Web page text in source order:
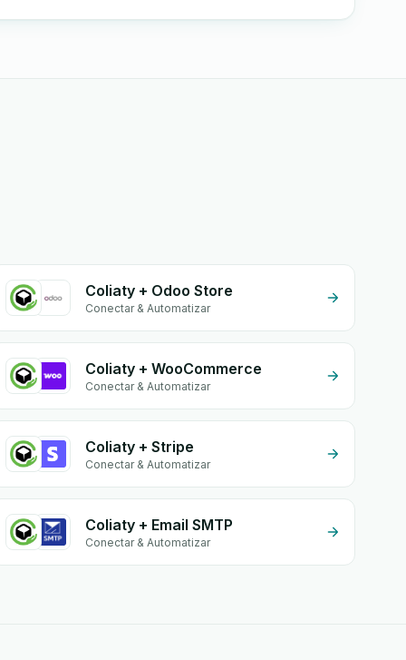
Coliaty + Odoo Store
Conectar & Automatizar
Coliaty + WooCommerce
Conectar & Automatizar
Coliaty + Stripe
Conectar & Automatizar
Coliaty + Email SMTP
Conectar & Automatizar